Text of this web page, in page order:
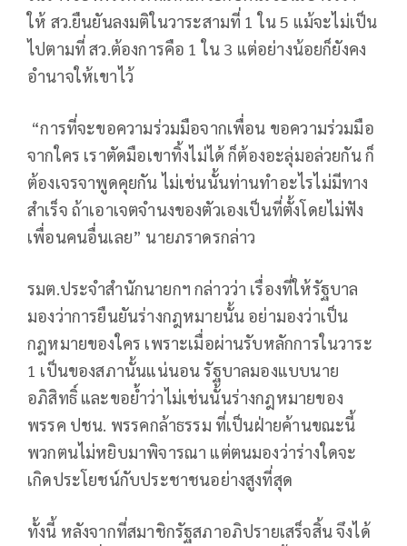
ให้ สว.ยืนยันลงมติในวาระสามที่ 1 ใน 5 แม้จะไม่เป็น
ไปตามที่ สว.ต้องการคือ 1 ใน 3 แต่อย่างน้อยก็ยังคง
อำนาจให้เขาไว้
“การที่จะขอความร่วมมือจากเพื่อน ขอความร่วมมือ
จากใคร เราตัดมือเขาทิ้งไม่ได้ ก็ต้องอะลุ่มอล่วยกัน ก็
ต้องเจรจาพูดคุยกัน ไม่เช่นนั้นท่านทำอะไรไม่มีทาง
สำเร็จ ถ้าเอาเจตจำนงของตัวเองเป็นที่ตั้งโดยไม่ฟัง
เพื่อนคนอื่นเลย” นายภราดรกล่าว
รมต.ประจำสำนักนายกฯ กล่าวว่า เรื่องที่ให้รัฐบาล
มองว่าการยืนยันร่างกฎหมายนั้น อย่ามองว่าเป็น
กฎหมายของใคร เพราะเมื่อผ่านรับหลักการในวาระ
1 เป็นของสภานั้นแน่นอน รัฐบาลมองแบบนาย
อภิสิทธิ์ และขอย้ำว่าไม่เช่นนั้นร่างกฎหมายของ
พรรค ปชน. พรรคกล้าธรรม ที่เป็นฝ่ายค้านขณะนี้
พวกตนไม่หยิบมาพิจารณา แต่ตนมองว่าร่างใดจะ
เกิดประโยชน์กับประชาชนอย่างสูงที่สุด
ทั้งนี้ หลังจากที่สมาชิกรัฐสภาอภิปรายเสร็จสิ้น จึงได้